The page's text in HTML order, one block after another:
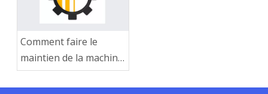
Comment faire le
maintien de la machine
à tresser en corde